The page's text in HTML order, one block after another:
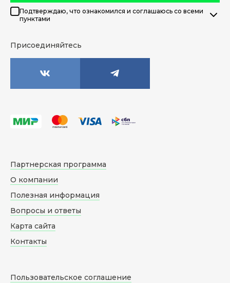
Подтверждаю, что ознакомился и соглашаюсь со всеми
пунктами
Присоединяйтесь
Партнерская программа
О компании
Полезная информация
Вопросы и ответы
Карта сайта
Контакты
Пользовательское соглашение